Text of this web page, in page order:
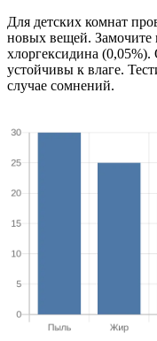
Для детских комнат
новых вещей. Замочите
хлоргексидина
устойчивы к влаге.
случае сомнений.